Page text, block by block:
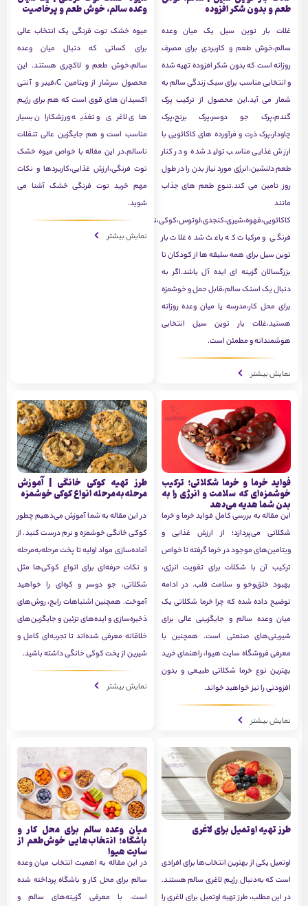
طعم و بدون شکر افزوده
غلات بار توین سیل یک میان وعده
سالم،خوش طعم و کاربردی برای مصرف
روزانه است که بدون شکر افزوده تهیه شده
و انتخابی مناسب برای سبک زندگی سالم به
شمار می آید.این محصول از ترکیب پرک
گندم،پرک جو دوسر،پرک برنج،پرک
چاودار،پرک ذرت و فرآورده های کاکائویی با
ارزش غذایی مناسب تولید شده و در کنار
طعم دلنشین،انرژی مورد نیاز بدن را در طول
روز تامین می کند.تنوع طعم های جذاب
مانند
کاکائویی،قهوه،شیری،کنجدی،لوتوس،کوکی،نارگیلی،توت
فرنگی و مرکبات که باعث شده غلات بار
توین سیل برای همه سلیقه ها از کودکان تا
بزرگسالان گزینه ای ایده آل باشد.اگر به
دنبال یک اسنک سالم،قابل حمل و خوشمزه
برای محل کار،مدرسه یا میان وعده روزانه
هستید،غلات بار توین سیل انتخابی
هوشمندانه و مطمئن است.
نمایش بیشتر
وعده سالم، خوش طعم و پرخاصیت
میوه خشک توت فرنگی یک انتخاب عالی
برای کسانی که دنبال میان وعده
سالم،خوش طعم و لاکچری هستند. این
محصول سرشار از ویتامین C،فیبر و آنتی
اکسیدان های قوی است که هم برای رژیم
های لاغری و تغذیه ورزشکاران بسیار
مناسب است و هم جایگزین عالی تنقلات
ناسالم.در این مقاله با خواص میوه خشک
توت فرنگی،ارزش غذایی،کاربردها و نکات
مهم خرید توت فرنگی خشک آشنا می
شوید.
نمایش بیشتر
فواید خرما و خرما شکلاتی؛ ترکیب
خوشمزه‌ای که سلامت و انرژی را به
بدن شما هدیه می‌دهد
این مقاله به بررسی کامل فواید خرما و خرما
شکلاتی می‌پردازد؛ از ارزش غذایی و
ویتامین‌های موجود در خرما گرفته تا خواص
ترکیب آن با شکلات برای تقویت انرژی،
بهبود خلق‌وخو و سلامت قلب. در ادامه
توضیح داده شده که چرا خرما شکلاتی یک
میان وعده سالم و جایگزینی عالی برای
شیرینی‌های صنعتی است. همچنین با
معرفی فروشگاه سایت هیوا، راهنمای خرید
بهترین نوع خرما شکلاتی طبیعی و بدون
افزودنی را نیز خواهید خواند.
نمایش بیشتر
طرز تهیه کوکی خانگی | آموزش
مرحله‌به‌مرحله انواع کوکی خوشمزه
در این مقاله به شما آموزش می‌دهیم چطور
کوکی خانگی خوشمزه و نرم درست کنید. از
آماده‌سازی مواد اولیه تا پخت مرحله‌به‌مرحله
و نکات حرفه‌ای برای انواع کوکی‌ها مثل
شکلاتی، جو دوسر و کره‌ای را خواهید
آموخت. همچنین اشتباهات رایج، روش‌های
ذخیره‌سازی و ایده‌های تزئین و جایگزین‌های
خلاقانه معرفی شده‌اند تا تجربه‌ای کامل و
شیرین از پخت کوکی خانگی داشته باشید.
نمایش بیشتر
طرز تهیه اوتمیل برای لاغری
اوتمیل یکی از بهترین انتخاب‌ها برای افرادی
است که به‌دنبال رژیم لاغری سالم هستند.
در این مطلب، طرز تهیه اوتمیل برای لاغری را
میان وعده سالم برای محل کار و
باشگاه؛ انتخاب‌هایی خوش‌طعم از
سایت هیوا
در این مقاله به اهمیت انتخاب میان وعده
سالم برای محل کار و باشگاه پرداخته شده
است. با معرفی گزینه‌های سالم و